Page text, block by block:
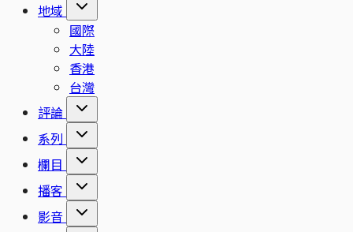
地域
國際
大陸
香港
台灣
評論
系列
欄目
播客
影音